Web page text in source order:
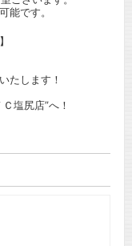
能です。
たします！
塩尻店”へ！